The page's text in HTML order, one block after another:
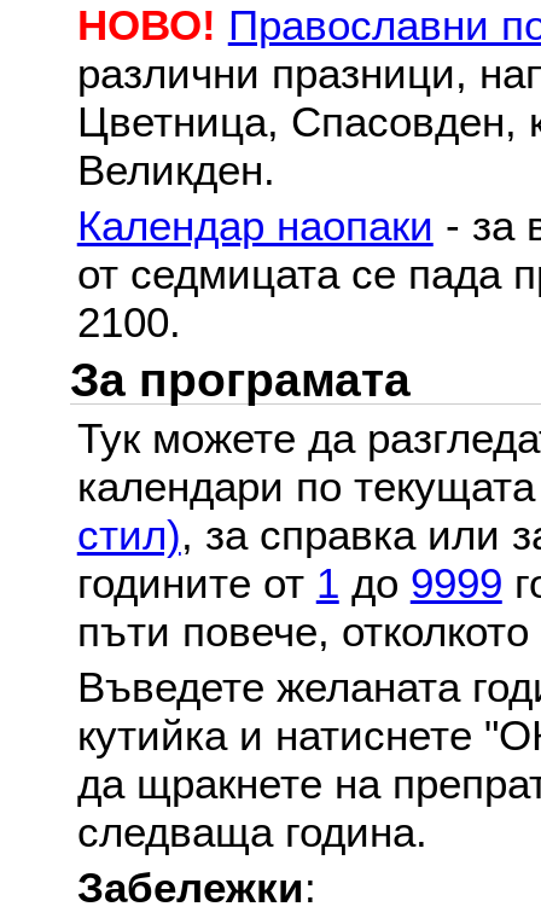
НОВО! Православни
различни празници,
Цветница, Спасовден,
Великден.
Календар наопаки - за
от седмицата се пада
2100.
За програмата
Тук можете да
календари по
стил), за справка или
годините от 1 до 9999
пъти повече,
Въведете желаната
кутийка и натиснете
да щракнете на
следваща година.
Забележки: